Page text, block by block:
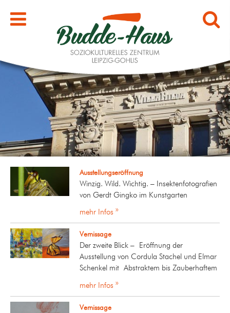
Ausstellungseröffnung
Winzig. Wild. Wichtig. – Insektenfotografien
von Gerdt Gingko im Kunstgarten
mehr Infos »
Vernissage
Der zweite Blick – Eröffnung der
Ausstellung von Cordula Stachel und Elmar
Schenkel mit Abstraktem bis Zauberhaftem
mehr Infos »
Vernissage